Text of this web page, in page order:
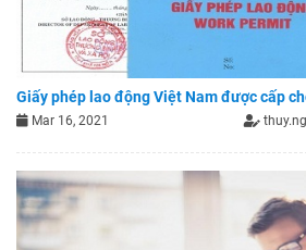
Giấy phép lao động Việt Nam được cấp
Mar 16, 2021